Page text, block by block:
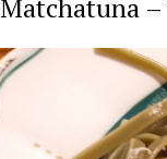
Matchatuna –